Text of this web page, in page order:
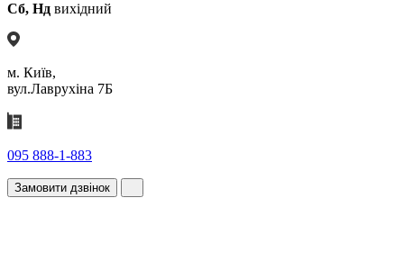
Сб, Нд вихідний
м. Київ,
вул.Лаврухіна 7Б
095 888-1-883
Замовити дзвінок